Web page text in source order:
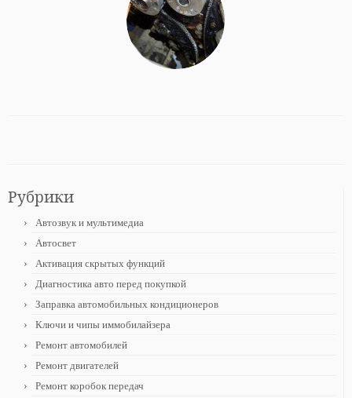
Рубрики
Автозвук и мультимедиа
Автосвет
Активация скрытых функций
Диагностика авто перед покупкой
Заправка автомобильных кондиционеров
Ключи и чипы иммобилайзера
Ремонт автомобилей
Ремонт двигателей
Ремонт коробок передач